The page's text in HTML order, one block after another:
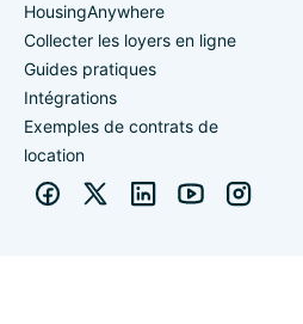
HousingAnywhere
Collecter les loyers en ligne
Guides pratiques
Intégrations
Exemples de contrats de
location